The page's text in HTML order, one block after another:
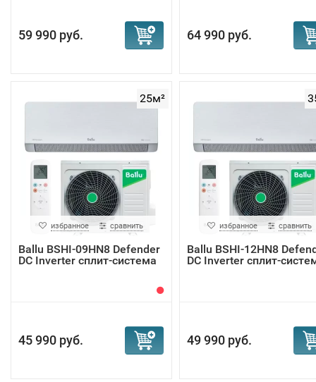
59 990 руб. 64 990 руб.
25м²
избранное сравнить
Ballu BSHI-09HN8 Defender
DC Inverter сплит-система
45 990 руб.
избранное сравнить
Ballu BSHI-12HN8
DC Inverter сплит-
49 990 руб.